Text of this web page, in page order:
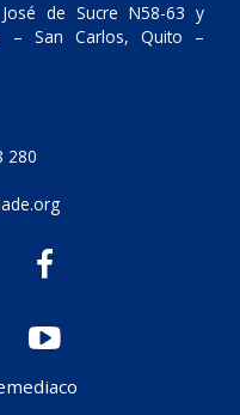
de Sucre N58-63 y
– San Carlos, Quito –
280